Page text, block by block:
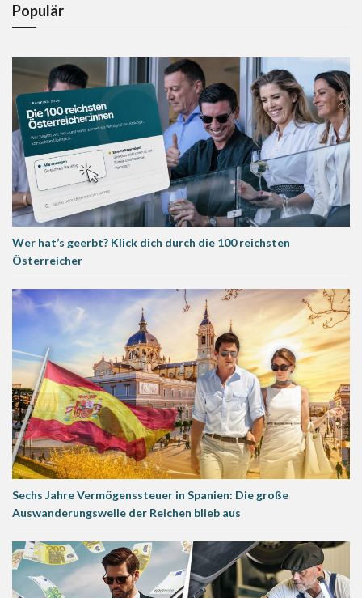
Populär
Wer hat’s geerbt? Klick dich durch die 100 reichsten
Österreicher
Sechs Jahre Vermögenssteuer in Spanien: Die große
Auswanderungswelle der Reichen blieb aus